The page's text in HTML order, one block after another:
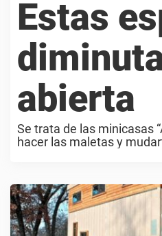
Estas
abierta
Se trata de las minicasas
hacer las maletas y